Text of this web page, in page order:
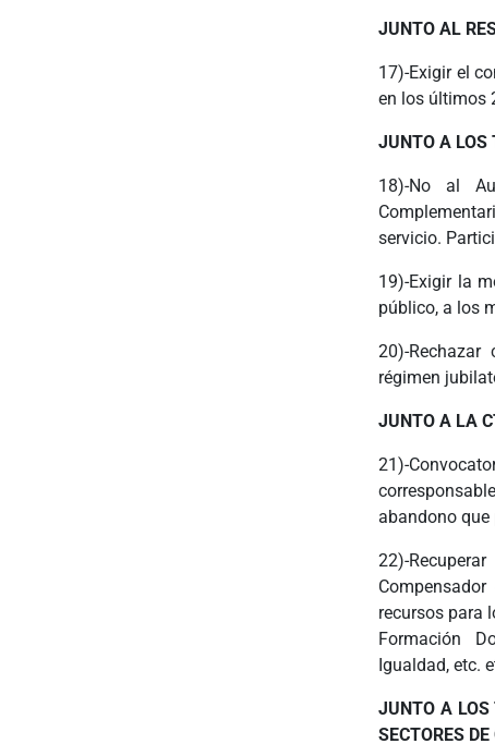
JUNTO AL
17)-Exigir el
en los últimos
JUNTO A LOS
18)-No al
servicio.
19)-Exigir la
público, a los
20)-
régimen
JUNTO A LA
21)-
abandono que
22)-
recursos para
Formación
Igualdad, etc.
JUNTO A LOS
SECTORES DE